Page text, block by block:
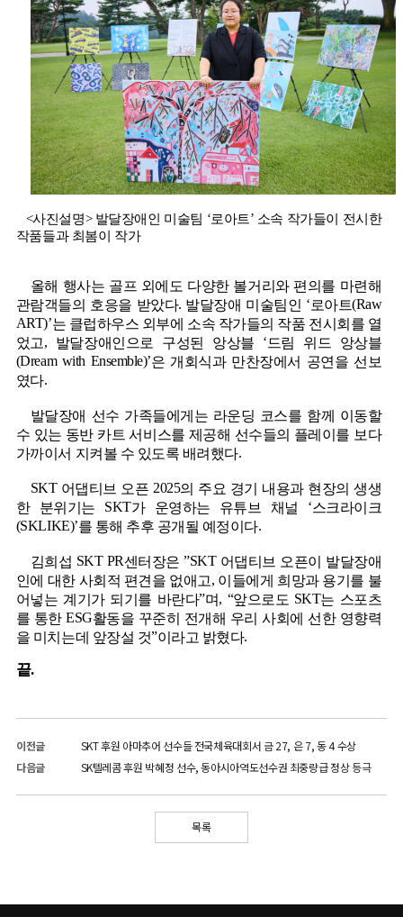
<사진설명> 발달장애인 미술팀 ‘로아트’ 소속 작가들이 전시한
작품들과 최봄이 작가
올해 행사는 골프 외에도 다양한 볼거리와 편의를 마련해
관람객들의 호응을 받았다. 발달장애 미술팀인 ‘로아트(Raw
ART)’는 클럽하우스 외부에 소속 작가들의 작품 전시회를 열
었고, 발달장애인으로 구성된 앙상블 ‘드림 위드 앙상블
(Dream with Ensemble)’은 개회식과 만찬장에서 공연을 선보
였다.
발달장애 선수 가족들에게는 라운딩 코스를 함께 이동할
수 있는 동반 카트 서비스를 제공해 선수들의 플레이를 보다
가까이서 지켜볼 수 있도록 배려했다.
SKT 어댑티브 오픈 2025의 주요 경기 내용과 현장의 생생
한 분위기는 SKT가 운영하는 유튜브 채널 ‘스크라이크
(SKLIKE)’를 통해 추후 공개될 예정이다.
김희섭 SKT PR센터장은”SKT 어댑티브 오픈이 발달장애
인에 대한 사회적 편견을 없애고, 이들에게 희 망과 용기를 불
어넣는 계기가 되기를 바란다”며, “앞으로도 SKT는 스포츠
를 통한ESG활동을 꾸준히 전개해 우리 사회에 선한 영향력
을 미치는데 앞장설 것”이라고 밝혔다.
끝.
이전글
SKT 후원 아마추어 선수들 전국체육대회서 금 27, 은 7, 동 4 수상
다음글
SK텔레콤 후원 박혜정 선수, 동아시아역도선수권 최중량급 정상 등극
목록